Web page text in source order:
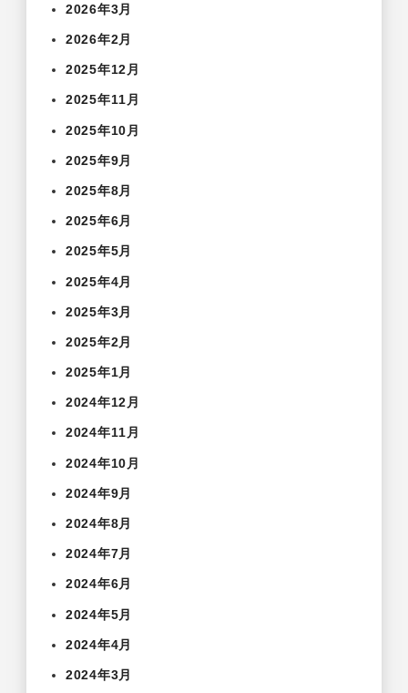
2026年3月
2026年2月
2025年12月
2025年11月
2025年10月
2025年9月
2025年8月
2025年6月
2025年5月
2025年4月
2025年3月
2025年2月
2025年1月
2024年12月
2024年11月
2024年10月
2024年9月
2024年8月
2024年7月
2024年6月
2024年5月
2024年4月
2024年3月